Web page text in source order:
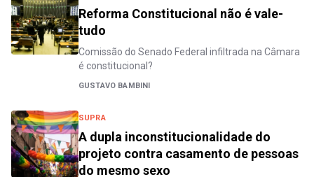
Reforma Constitucional não é vale-
tudo
Comissão do Senado Federal infiltrada na Câmara
é constitucional?
GUSTAVO BAMBINI
SUPRA
A dupla inconstitucionalidade do
projeto contra casamento de pessoas
do mesmo sexo